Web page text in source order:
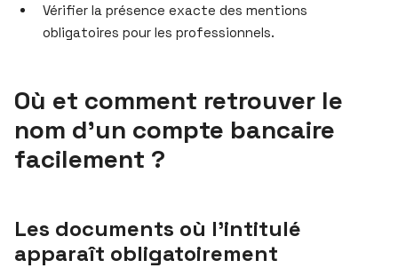
Vérifier la présence exacte des mentions
obligatoires pour les professionnels.
Où et comment retrouver le
nom d’un compte bancaire
facilement ?
Les documents où l’intitulé
apparaît obligatoirement